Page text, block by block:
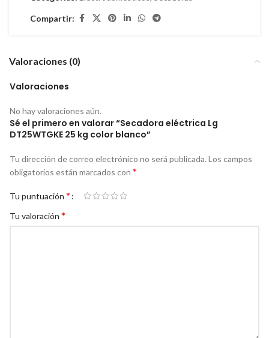
Compartir:
Valoraciones (0)
Valoraciones
No hay valoraciones aún.
Sé el primero en valorar “Secadora eléctrica Lg
DT25WTGKE 25 kg color blanco”
Tu dirección de correo electrónico no será publicada. Los campos
obligatorios están marcados con *
Tu puntuación *
Tu valoración *